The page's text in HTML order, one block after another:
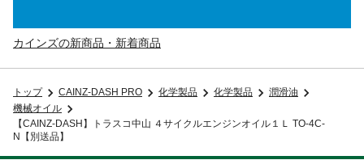
カインズの新商品・新着商品
トップ CAINZ-DASH PRO 化学製品 化学製品
潤滑油
機械オイル
【CAINZ-DASH】トラスコ中山 ４サイクルエンジンオイル１Ｌ TO-4C-
N【別送品】